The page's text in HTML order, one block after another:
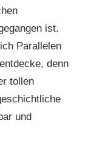
ist.
Parallelen
denn
tollen
und